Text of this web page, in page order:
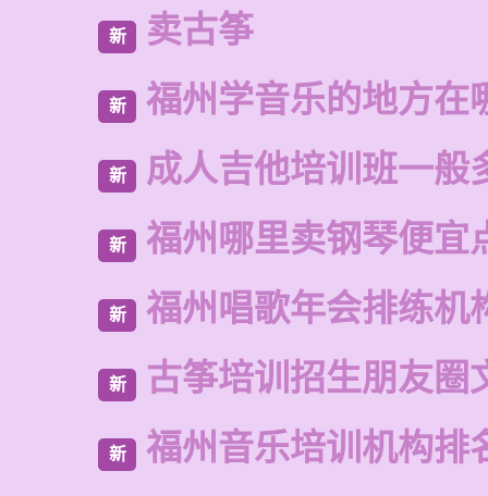
新 卖古筝
新 福州学音乐的地方在
新 成人吉他培训班一般
新 福州哪里卖钢琴便宜
新 福州唱歌年会排练机
新 古筝培训招生朋友圈
新 福州音乐培训机构排